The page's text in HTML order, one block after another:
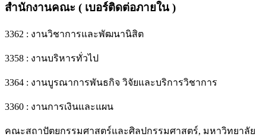
สำนักงานคณะ ( เบอร์ติดต่อภายใน )
3362 : งานวิชาการและพัฒนานิสิต
3358 : งานบริหารทั่วไป
3364 : งานบูรณาการพันธกิจ วิจัยและบริการวิชาการ
3360 : งานการเงินและแผน
คณะสถาปัตยกรรมศาสตร์และศิลปกรรมศาสตร์, มหาวิทยาลัย